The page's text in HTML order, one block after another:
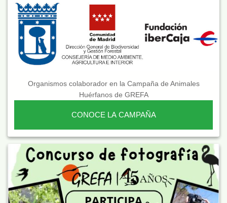
Organismos colaborador en la Campaña de Animales
Huérfanos de GREFA
CONOCE LA CAMPAÑA